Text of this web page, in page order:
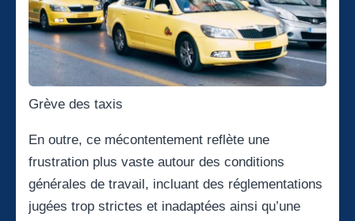
Grève des taxis
En outre, ce mécontentement reflète une
frustration plus vaste autour des conditions
générales de travail, incluant des réglementations
jugées trop strictes et inadaptées ainsi qu’une